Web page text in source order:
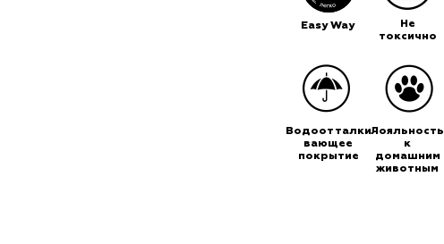
Easy Way
Не
токсично
Водоотталки-
вающее
покрытие
Лояльность
к
домашним
животным